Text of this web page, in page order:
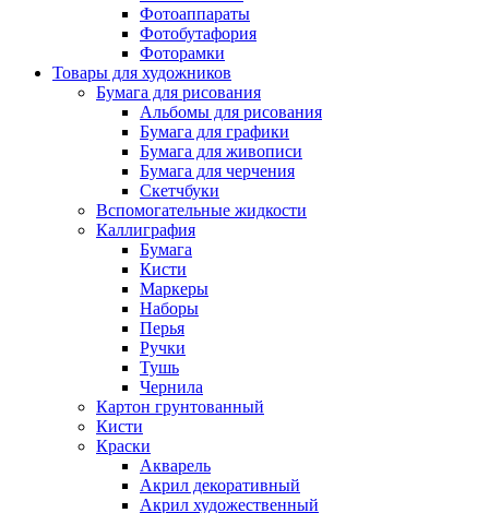
Фотоаппараты
Фотобутафория
Фоторамки
Товары для художников
Бумага для рисования
Альбомы для рисования
Бумага для графики
Бумага для живописи
Бумага для черчения
Скетчбуки
Вспомогательные жидкости
Каллиграфия
Бумага
Кисти
Маркеры
Наборы
Перья
Ручки
Тушь
Чернила
Картон грунтованный
Кисти
Краски
Акварель
Акрил декоративный
Акрил художественный